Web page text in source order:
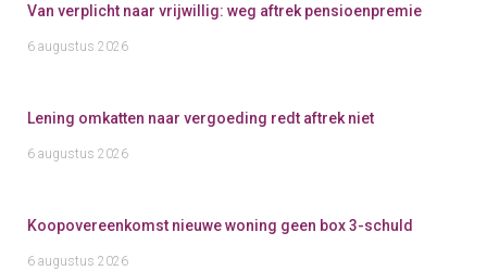
Van verplicht naar vrijwillig: weg aftrek pensioenpremie
6 augustus 2026
Lening omkatten naar vergoeding redt aftrek niet
6 augustus 2026
Koopovereenkomst nieuwe woning geen box 3-schuld
6 augustus 2026